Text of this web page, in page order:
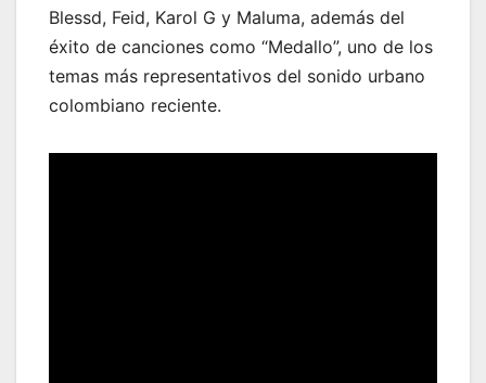
Blessd, Feid, Karol G y Maluma, además del
éxito de canciones como “Medallo”, uno de los
temas más representativos del sonido urbano
colombiano reciente.